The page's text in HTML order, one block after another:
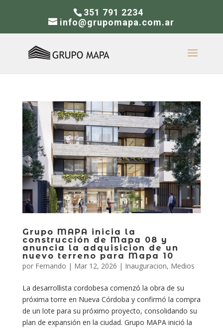
351 791 2234
info@grupomapa.com.ar
Grupo MAPA inicia la
construcción de Mapa 08 y
anuncia la adquisicion de un
nuevo terreno para Mapa 10
por Fernando | Mar 12, 2026 | Inauguracion, Medios
La desarrollista cordobesa comenzó la obra de su
próxima torre en Nueva Córdoba y confirmó la compra
de un lote para su próximo proyecto, consolidando su
plan de expansión en la ciudad. Grupo MAPA inició la